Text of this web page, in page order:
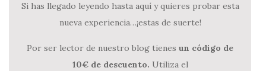
Si has llegado leyendo hasta aquí y quieres probar esta
nueva experiencia…¡estas de suerte!
Por ser lector de nuestro blog tienes un código de
10€ de descuento. Utiliza el